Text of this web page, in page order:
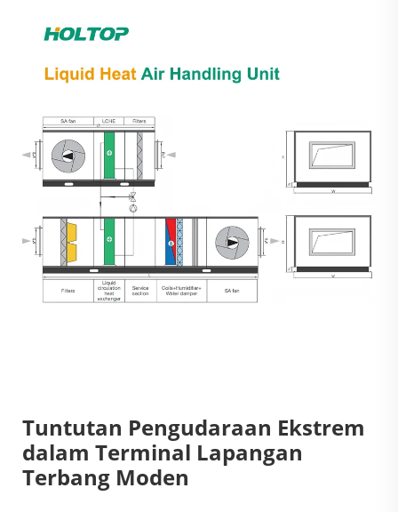
Tuntutan Pengudaraan Ekstrem
dalam Terminal Lapangan
Terbang Moden